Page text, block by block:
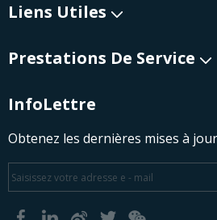
Liens Utiles​​​​​​​
Prestations De Service
InfoLettre
Obtenez les dernières mises à